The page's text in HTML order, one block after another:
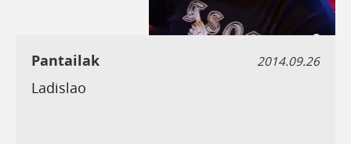
Pantailak 2014.09.26
Ladislao